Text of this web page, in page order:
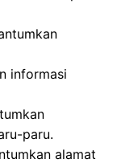
informasi
paru.
alamat